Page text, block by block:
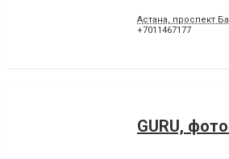
Астана, проспект
+7011467177
GURU,